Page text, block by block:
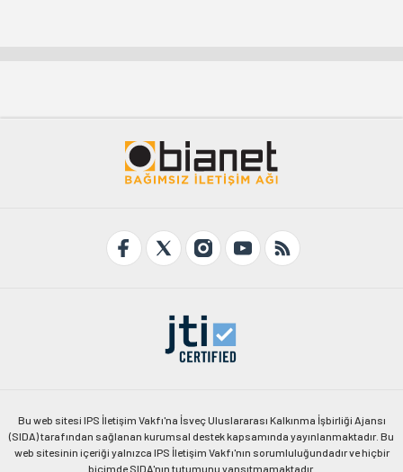
Bu web sitesi IPS İletişim Vakfı'na İsveç Uluslararası Kalkınma İşbirliği Ajansı
(SIDA) tarafından sağlanan kurumsal destek kapsamında yayınlanmaktadır. Bu
web sitesinin içeriği yalnızca IPS İletişim Vakfı'nın sorumluluğundadır ve hiçbir
biçimde SIDA'nın tutumunu yansıtmamaktadır.